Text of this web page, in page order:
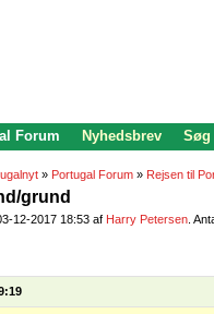
Forum Nyhedsbrev Søg
» Portugal Forum » Rejsen til
grund
12-2017 18:53 af Harry Petersen .